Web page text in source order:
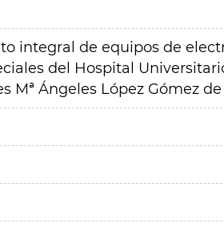
integral de equipos de
del Hospital
Mª Ángeles López Gómez